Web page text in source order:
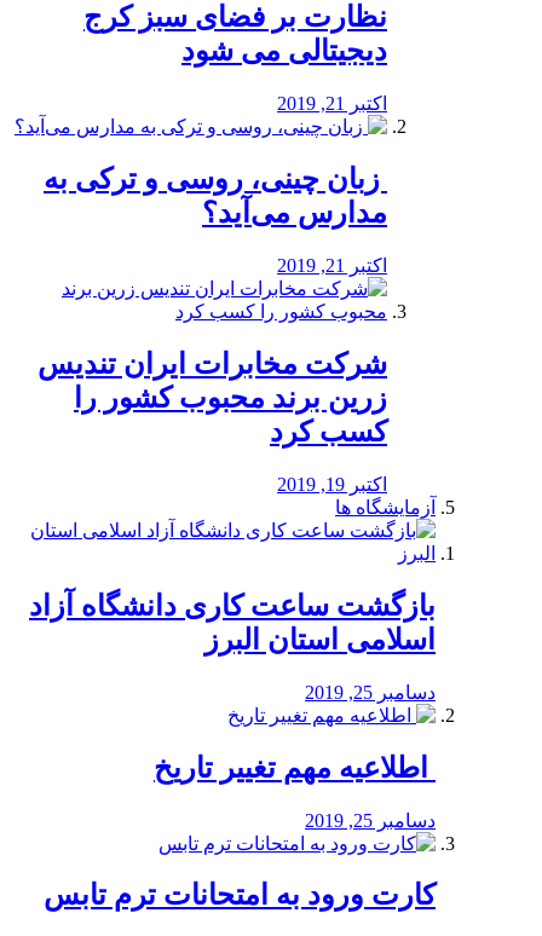
نظارت بر فضای سبز کرج
دیجیتالی می شود
اکتبر 21, 2019
️ زبان چینی، روسی و ترکی به
مدارس می‌آید؟
اکتبر 21, 2019
شرکت مخابرات ایران تندیس
زرین برند محبوب کشور را
کسب کرد
اکتبر 19, 2019
آزمایشگاه ها
بازگشت ساعت کاری دانشگاه آزاد
اسلامی استان البرز
دسامبر 25, 2019
️ اطلاعیه مهم تغییر تاریخ
دسامبر 25, 2019
کارت ورود به امتحانات ترم تابس